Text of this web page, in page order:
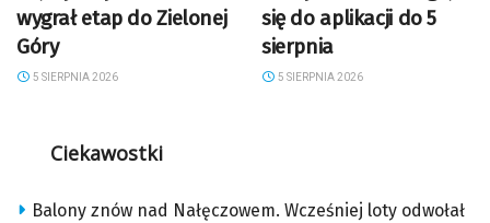
wygrał etap do Zielonej
Góry
5 SIERPNIA 2026
się do aplikacji do 5
sierpnia
5 SIERPNIA 2026
Ciekawostki
Balony znów nad Nałęczowem. Wcześniej loty odwołał